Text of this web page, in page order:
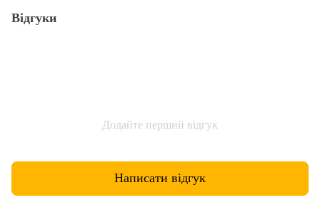
Відгуки
Додайте перший відгук
Написати відгук